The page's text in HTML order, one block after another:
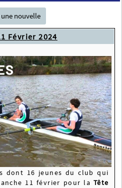
nouvelle
Février 2024
dont 16 jeunes du club qui
11 février pour la Tête